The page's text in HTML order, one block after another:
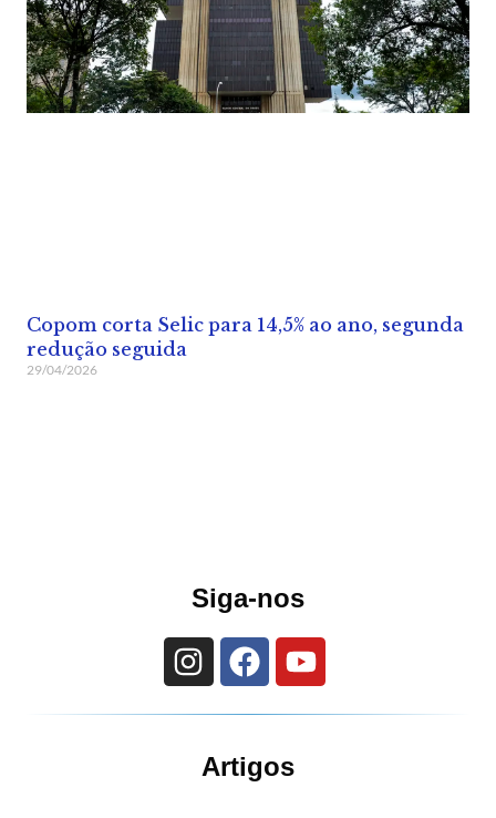
Copom corta Selic para 14,5% ao ano, segunda
redução seguida
29/04/2026
Siga-nos
Artigos